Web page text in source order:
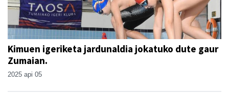
Kimuen igeriketa jardunaldia jokatuko dute gaur
Zumaian.
2025 api 05